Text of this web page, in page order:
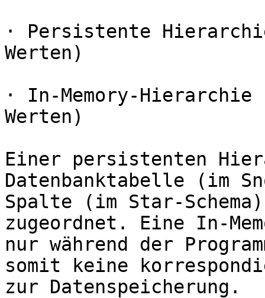
· Persistente
Werten)
· In-Memory-
Werten)
Einer persistenten
Datenbanktabelle (im
Spalte (im Star-
zugeordnet. Eine In-
nur während der
somit keine
zur Datenspeicherung.